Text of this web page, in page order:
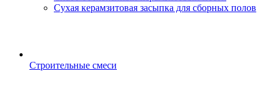
Сухая керамзитовая засыпка для сборных полов
Строительные смеси